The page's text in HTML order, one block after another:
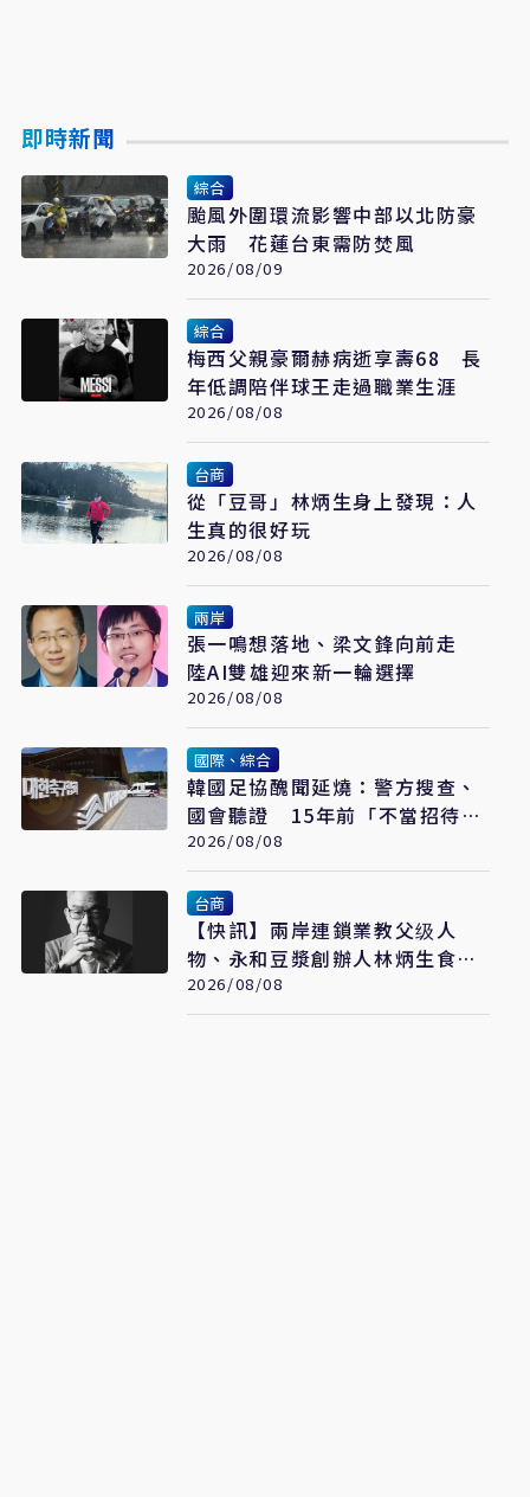
即時新聞
綜合
颱風外圍環流影響中部以北防豪
大雨 花蓮台東需防焚風
2026/08/09
綜合
梅西父親豪爾赫病逝享壽68 長
年低調陪伴球王走過職業生涯
2026/08/08
台商
從「豆哥」林炳生身上發現：人
生真的很好玩
2026/08/08
兩岸
張一鳴想落地、梁文鋒向前走
陸AI雙雄迎來新一輪選擇
2026/08/08
國際、綜合
韓國足協醜聞延燒：警方搜查、
國會聽證 15年前「不當招待」
疑雲重見天日
2026/08/08
台商
【快訊】兩岸連鎖業教父级人
物、永和豆漿創辦人林炳生食道
癌病逝 享年70歲
2026/08/08